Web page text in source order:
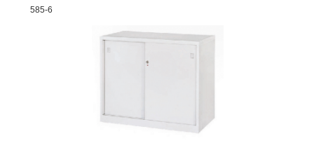
585-6